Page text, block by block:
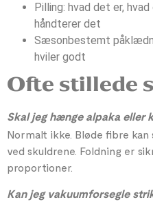
Pilling: hvad det er,
håndterer det
Sæsonbestemt
hviler godt
Ofte stillede
Skal jeg hænge alpaka eller
Normalt ikke. Bløde fibre
ved skuldrene. Foldning er
proportioner.
Kan jeg vakuumforsegle